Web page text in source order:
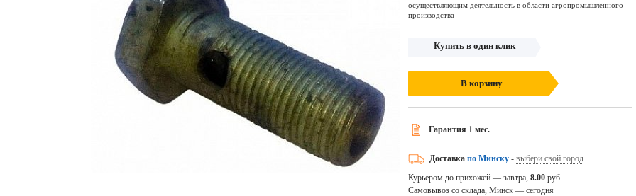
осуществляющим деятельность в области агропромышленного
производства
Купить в один клик
В корзину
Гарантия 1 мес.
Доставка по Минску- выбери свой город
Курьером до прихожей — завтра, 8.00 руб.
Самовывоз со склада, Минск — сегодня